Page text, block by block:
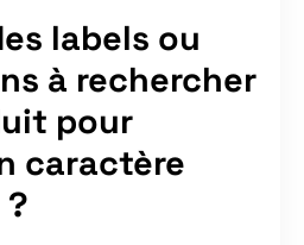
labels ou
à rechercher
pour
caractère